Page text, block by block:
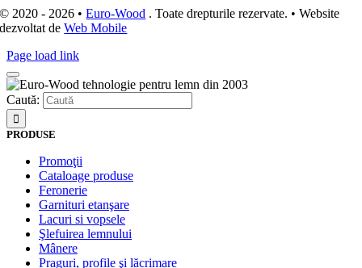
© 2020 - 2026 •Euro-Wood . Toate drepturile rezervate. • Website
dezvoltat deWeb Mobile
Page load link
Caută:
PRODUSE
Promoţii
Cataloage produse
Feronerie
Garnituri etanşare
Lacuri si vopsele
Şlefuirea lemnului
Mânere
Praguri, profile şi lăcrimare